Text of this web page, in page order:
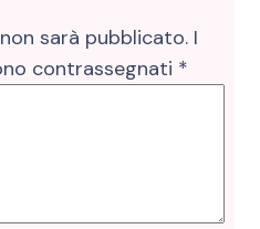
sarà pubblicato. I
contrassegnati *